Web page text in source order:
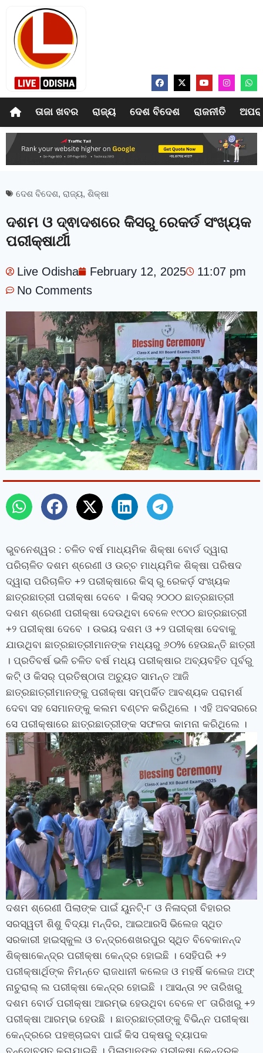
ତାଜା ଖବର ରାଜ୍ୟ ଦେଶ ବିଦେଶ ରାଜନୀତି
ଦେଶ ବିଦେଶ, ରାଜ୍ୟ, ଶିକ୍ଷା
ଦଶମ ଓ ଦ୍ଵାଦଶରେ କିସରୁ ରେକର୍ଡ ସଂଖ୍ୟକ
ପରୀକ୍ଷାର୍ଥୀ
Live Odisha February 12, 2025
11:07 pm
No Comments
ଭୁବନେଶ୍ୱର : ଚଳିତ ବର୍ଷ ମାଧ୍ୟମିକ ଶିକ୍ଷା ବୋର୍ଡ ଦ୍ୱାରା
ପରିଚାଳିତ ଦଶମ ଶ୍ରେଣୀ ଓ ଉଚ୍ଚ ମାଧ୍ୟମିକ ଶିକ୍ଷା ପରିଷଦ
ଦ୍ୱାରା ପରିଚାଳିତ +୨ ପରୀକ୍ଷାରେ କିସ୍‍ ରୁ ରେକର୍ଡ଼ ସଂଖ୍ୟକ
ଛାତ୍ରଛାତ୍ରୀ ପରୀକ୍ଷା ଦେବେ । କିସର୍‍ ୨୦୦୦ ଛାତ୍ରଛାତ୍ରୀ
ଦଶମ ଶ୍ରେଣୀ ପରୀକ୍ଷା ଦେଉଥିବା ବେଳେ ୧୯୦୦ ଛାତ୍ରଛାତ୍ରୀ
+୨ ପରୀକ୍ଷା ଦେବେ । ଉଭୟ ଦଶମ ଓ +୨ ପରୀକ୍ଷା ଦେବାକୁ
ଯାଉଥିବା ଛାତ୍ରଛାତ୍ରୀମାନଙ୍କ ମଧ୍ୟରୁ ୬୦% ହେଉଛନ୍ତି ଛାତ୍ରୀ
। ପ୍ରତିବର୍ଷ ଭଳି ଚଳିତ ବର୍ଷ ମଧ୍ୟ ପରୀକ୍ଷାର ଅବ୍ୟବହିତ ପୂର୍ବରୁ
କଟି୍‍ ଓ କିସର୍‍ ପ୍ରତିଷ୍ଠାତା ଅଚ୍ୟୁତ ସାମନ୍ତ ଆଜି
ଛାତ୍ରଛାତ୍ରୀମାନଙ୍କୁ ପରୀକ୍ଷା ସମ୍ପର୍କିତ ଆବଶ୍ୟକ ପରାମର୍ଶ
ଦେବା ସହ ସେମାନଙ୍କୁ କଲମ ବଣ୍ଟନ କରିଥିଲେ । ଏହି ଅବସରରେ
ସେ ପରୀକ୍ଷାରେ ଛାତ୍ରଛାତ୍ରୀଙ୍କ ସଫଳତା କାମନା କରିଥିଲେ ।
ଦଶମ ଶ୍ରେଣୀ ପିଲାଙ୍କ ପାଇଁ ୟୁନଟି୍‍-୮ ଓ ନିଳାଦ୍ରୀ ବିହାରର
ସରସ୍ୱତୀ ଶିଶୁ ବିଦ୍ୟା ମନ୍ଦିର, ଆଇଆରସି ଭିଲେଜ ସ୍ଥିତ
ସରକାରୀ ହାଇସ୍କୁଲ ଓ ଚନ୍ଦ୍ରଶେଖରପୁର ସ୍ଥିତ ବିବେକାନନ୍ଦ
ଶିକ୍ଷାକେନ୍ଦ୍ର ପରୀକ୍ଷା କେନ୍ଦ୍ର ହୋଇଛି । ସେହିପରି +୨
ପରୀକ୍ଷାର୍ଥିଙ୍କ ନିମନ୍ତେ ରାଜଧାନୀ କଲେଜ ଓ ମହର୍ଷି କଲେଜ ଅଫ୍‍
ନାଚୁରାଲ୍‍ ଲ ପରୀକ୍ଷା କେନ୍ଦ୍ର ହୋଇଛି । ଆସନ୍ତା ୨୧ ତାରିଖରୁ
ଦଶମ ବୋର୍ଡ ପରୀକ୍ଷା ଆରମ୍ଭ ହେଉଥିବା ବେଳେ ୧୮ ତାରିଖରୁ +୨
ପରୀକ୍ଷା ଆରମ୍ଭ ହେଉଛି । ଛାତ୍ରଛାତ୍ରୀଙ୍କୁ ବିଭିନ୍ନ ପରୀକ୍ଷା
କେନ୍ଦ୍ରରେ ପହଞ୍ଚାଇବା ପାଇଁ କିସ ପକ୍ଷରୁ ବ୍ୟାପକ
ବନ୍ଦୋବସ୍ତ କରାଯାଇଛି । ପିଲାମାନଙ୍କୁ ପରୀକ୍ଷା କେନ୍ଦ୍ରକୁ